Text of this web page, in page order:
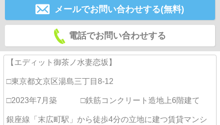
メールでお問い合わせする(無料)
電話でお問い合わせする
【エディット御茶ノ水妻恋坂】
□東京都文京区湯島三丁目8-12
□2023年7月築 □鉄筋コンクリート造地上6階建て
銀座線「末広町駅」から徒歩4分の立地に建つ賃貸マンシ